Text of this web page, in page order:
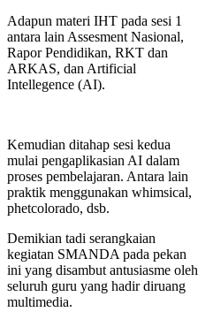
Adapun materi IHT pada sesi 1
antara lain Assesment Nasional,
Rapor Pendidikan, RKT dan
ARKAS, dan Artificial
Intellegence (AI).
Kemudian ditahap sesi kedua
mulai pengaplikasian AI dalam
proses pembelajaran. Antara lain
praktik menggunakan whimsical,
phetcolorado, dsb.
Demikian tadi serangkaian
kegiatan SMANDA pada pekan
ini yang disambut antusiasme oleh
seluruh guru yang hadir diruang
multimedia.